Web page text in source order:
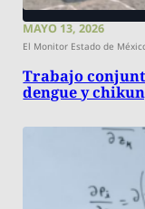
MAYO 13, 2026
El Monitor Estado de
Trabajo
dengue y